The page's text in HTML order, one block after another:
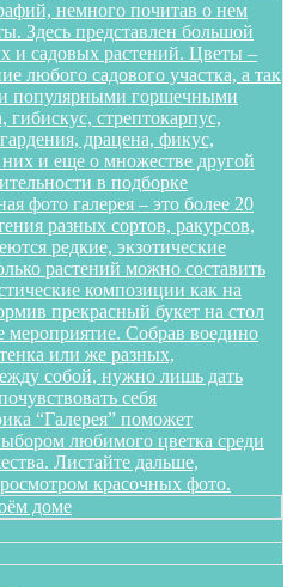
немного почитав о нем
Здесь представлен большой
и садовых растений. Цветы –
любого садового участка, а так
популярными горшечными
гибискус, стрептокарпус,
драцена, фикус,
и еще о множестве другой
в подборке
фото галерея – это более 20
разных сортов, ракурсов,
редкие, экзотические
растений можно составить
композиции как на
прекрасный букет на стол
мероприятие. Собрав воедино
или же разных,
собой, нужно лишь дать
себя
“Галерея” поможет
любимого цветка среди
Листайте дальше,
красочных фото.
доме